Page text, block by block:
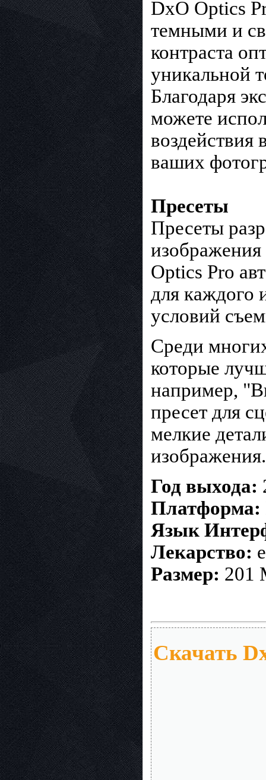
DxO Optics
темными и
контраста
уникальной
Благодаря
можете
воздействия
ваших
Пресеты
Пресеты
Optics Pro
для каждого
условий
Среди
которые
например,
пресет для
мелкие
изображения.
Год выхода:
Платформа:
Язык
Лекарство:
Размер: 201
Скачать